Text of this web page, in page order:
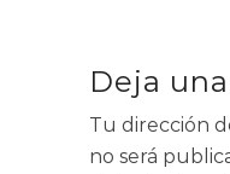
Deja
Tu dirección
no será